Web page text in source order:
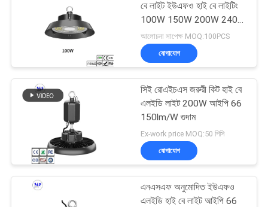
বে লাইট ইউএফও হাই বে লাইটিং
100W 150W 200W 240W
300W
আলোচনা সাপেক্ষ MOQ:100PCS
যোগাযোগ
সিই রোএইচএস জরুরী কিট হাই বে
এলইডি লাইট 200W আইপি 66
150lm/W গুদাম
Ex-work price MOQ:50 পিসি
যোগাযোগ
এনএসএফ অনুমোদিত ইউএফও
এলইডি হাই বে লাইট আইপি 66